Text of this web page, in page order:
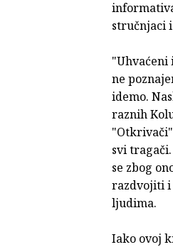
stručnjaci
"Uhvaćeni
ne
idemo.
raznih
svi
se zbog
razdvojiti i
ljudima.
Iako ovoj